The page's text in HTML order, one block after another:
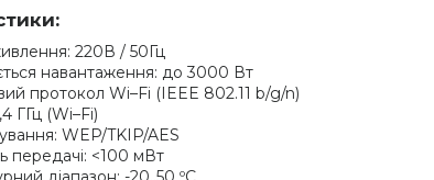
220В / 50Гц
навантаження: до 3000 Вт
протокол Wi–Fi (IEEE 802.11 b/g/n)
ГГц (Wi–Fi)
WEP/TKIP/AES
передачі: <100 мВт